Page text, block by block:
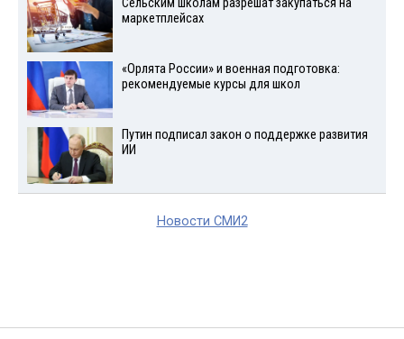
Сельским школам разрешат закупаться на
маркетплейсах
«Орлята России» и военная подготовка:
рекомендуемые курсы для школ
Путин подписал закон о поддержке развития
ИИ
Новости СМИ2